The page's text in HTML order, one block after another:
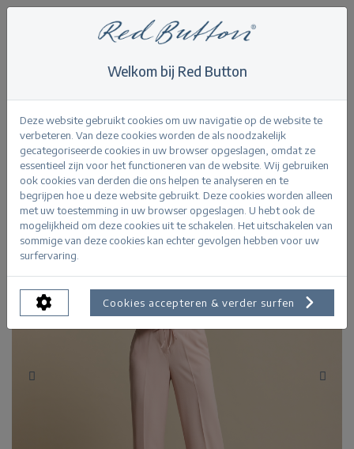
Trousers and Jeans > Claudette Palazzo L33
Terug
Welkom bij Red Button
Deze website gebruikt cookies om uw navigatie op de website te
verbeteren. Van deze cookies worden de als noodzakelijk
gecategoriseerde cookies in uw browser opgeslagen, omdat ze
essentieel zijn voor het functioneren van de website. Wij gebruiken
ook cookies van derden die ons helpen te analyseren en te
begrijpen hoe u deze website gebruikt. Deze cookies worden alleen
met uw toestemming in uw browser opgeslagen. U hebt ook de
mogelijkheid om deze cookies uit te schakelen. Het uitschakelen van
sommige van deze cookies kan echter gevolgen hebben voor uw
surfervaring.
Cookies accepteren & verder surfen